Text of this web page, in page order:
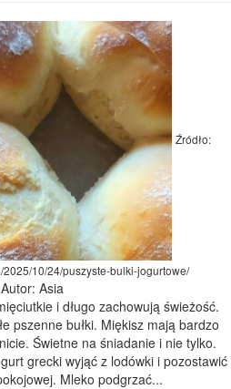
Źródło:
10/24/puszyste-bulki-jogurtowe/
Autor: Asia
i długo zachowują świeżość.
pszenne bułki. Miękisz mają bardzo
Świetne na śniadanie i nie tylko.
grecki wyjąć z lodówki i pozostawić
Mleko podgrzać...